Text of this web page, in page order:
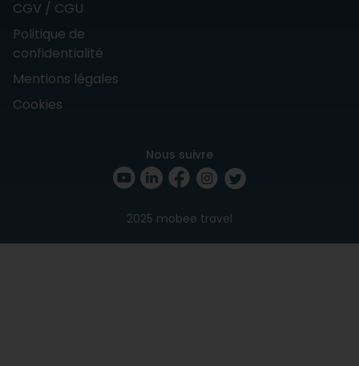
CGV / CGU
Politique de
confidentialité
Mentions légales
Cookies
Nous suivre
2025 mobee travel